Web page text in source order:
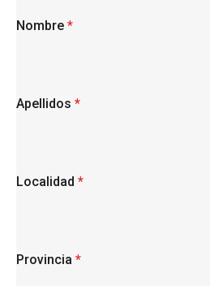
Nombre *
Apellidos *
Localidad *
Provincia *